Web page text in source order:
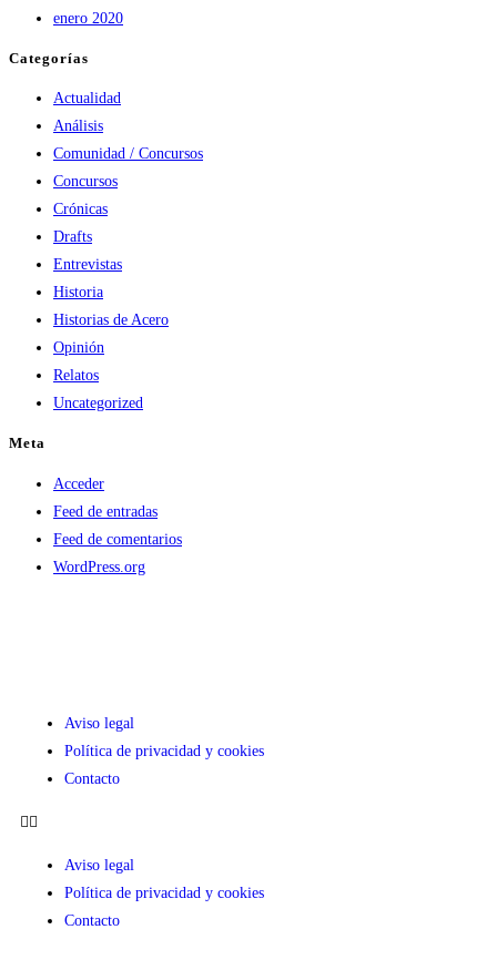
enero 2020
Categorías
Actualidad
Análisis
Comunidad / Concursos
Concursos
Crónicas
Drafts
Entrevistas
Historia
Historias de Acero
Opinión
Relatos
Uncategorized
Meta
Acceder
Feed de entradas
Feed de comentarios
WordPress.org
Aviso legal
Política de privacidad y cookies
Contacto
Aviso legal
Política de privacidad y cookies
Contacto